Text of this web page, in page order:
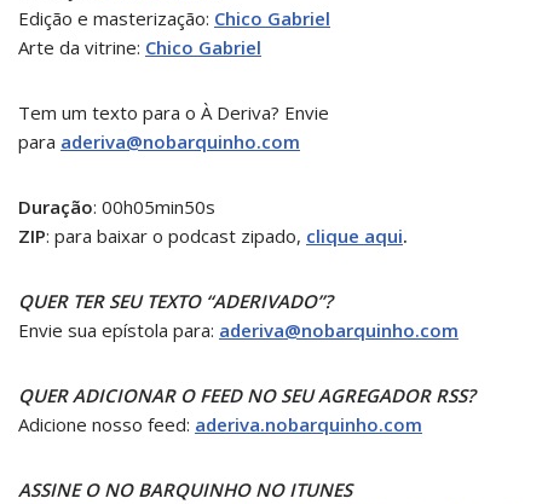
Edição e masterização: Chico Gabriel
Arte da vitrine: Chico Gabriel
Tem um texto para o À Deriva? Envie
para aderiva@nobarquinho.com
Duração: 00h05min50s
ZIP: para baixar o podcast zipado, clique aqui.
QUER TER SEU TEXTO “ADERIVADO”?
Envie sua epístola para: aderiva@nobarquinho.com
QUER ADICIONAR O FEED NO SEU AGREGADOR RSS?
Adicione nosso feed: aderiva.nobarquinho.com
ASSINE O NO BARQUINHO NO ITUNES